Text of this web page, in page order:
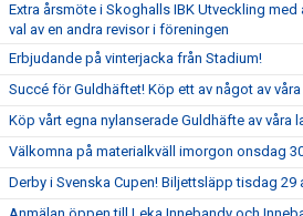
Extra årsmöte i Skoghalls IBK Utveckling med
val av en andra revisor i föreningen
Erbjudande på vinterjacka från Stadium!
Succé för Guldhäftet! Köp ett av något av
Köp vårt egna nylanserade Guldhäfte av våra
Välkomna på materialkväll imorgon onsdag
Derby i Svenska Cupen! Biljettsläpp tisdag 29